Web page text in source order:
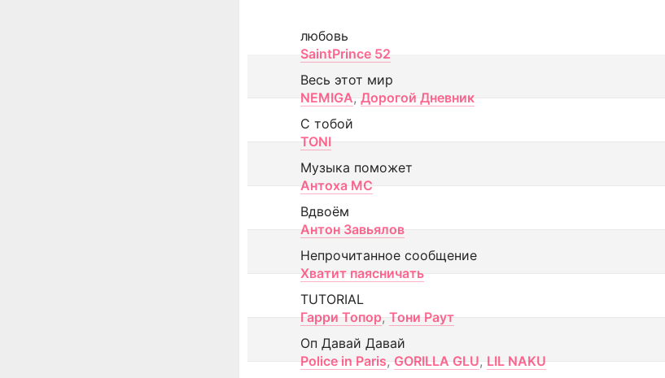
любовь
SaintPrince 52
Весь этот мир
NEMIGA, Дорогой Дневник
С тобой
TONI
Музыка поможет
Антоха МС
Вдвоём
Антон Завьялов
Непрочитанное сообщение
Хватит паясничать
TUTORIAL
Гарри Топор, Тони Раут
Оп Давай Давай
Police in Paris, GORILLA GLU, LIL NAKU